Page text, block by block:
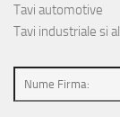
Tavi automotive
Tavi industriale si